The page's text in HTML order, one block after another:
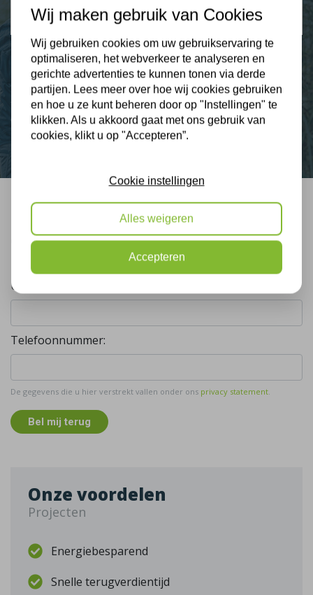
9,3
Nieuws
Contact
Bel mij terug
Gratis, vrijblijvend advies
Uw naam:
Telefoonnummer:
De gegevens die u hier verstrekt vallen onder ons privacy statement.
Bel mij terug
Onze voordelen
Projecten
Energiebesparend
Snelle terugverdientijd
Wij maken gebruik van Cookies
Wij gebruiken cookies om uw gebruikservaring te
optimaliseren, het webverkeer te analyseren en
gerichte advertenties te kunnen tonen via derde
partijen. Lees meer over hoe wij cookies gebruiken
en hoe u ze kunt beheren door op "Instellingen" te
klikken. Als u akkoord gaat met ons gebruik van
cookies, klikt u op "Accepteren”.
Cookie instellingen
Alles weigeren
Accepteren